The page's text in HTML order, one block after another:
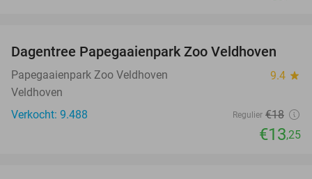
26%
Dagentree Papegaaienpark Zoo Veldhoven
Papegaaienpark Zoo Veldhoven 9.4 star
Veldhoven
Verkocht: 9.488
Regulier €18
€13,25